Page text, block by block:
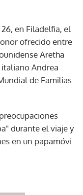
en Filadelfia, el
ofrecido entre
Aretha
Andrea
de Familias
durante el viaje y
en un papamóvi